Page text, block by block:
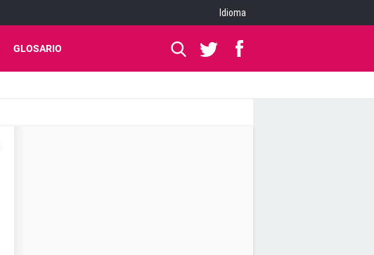
Idioma
GLOSARIO